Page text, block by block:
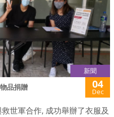
新聞
品捐贈 04
Dec
世軍合作, 成功舉辦了衣服及